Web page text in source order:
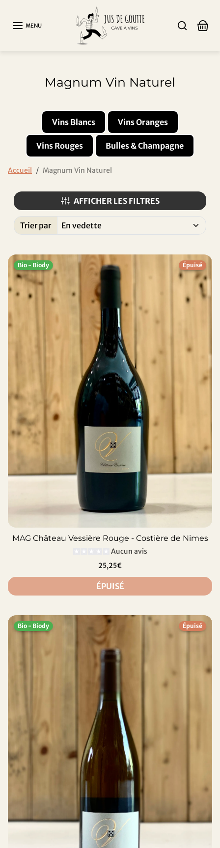
MENU
Magnum Vin Naturel
Vins Blancs Vins Oranges
Vins Rouges Bulles & Champagne
Accueil Magnum Vin Naturel
AFFICHER LES FILTRES
Trier par
Bio - Biody Épuisé
MAG Château Vessière Rouge - Costière de Nimes
Aucun avis
25,25€
ÉPUISÉ
Bio - Biody Épuisé